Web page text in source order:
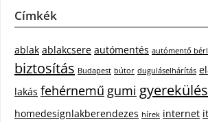
Címkék
ablak ablakcsere autómentés autómentő
biztosítás Budapest bútor duguláselhárítás
lakás fehérnemű gumi gyerekülés
homedesignlakberendezes hírek internet